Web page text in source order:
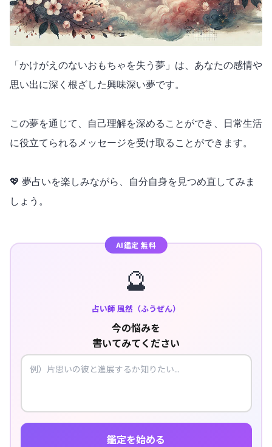
「かけがえのないおもちゃを失う夢」は、あなたの感情や
思い出に深く根ざした興味深い夢です。
この夢を通じて、自己理解を深めることができ、日常生活
に役立てられるメッセージを受け取ることができます。
💖 夢占いを楽しみながら、自分自身を見つめ直してみま
しょう。
AI鑑定 無料
🔮
占い師 風然（ふうぜん）
今の悩みを
書いてみてください
鑑定を始める